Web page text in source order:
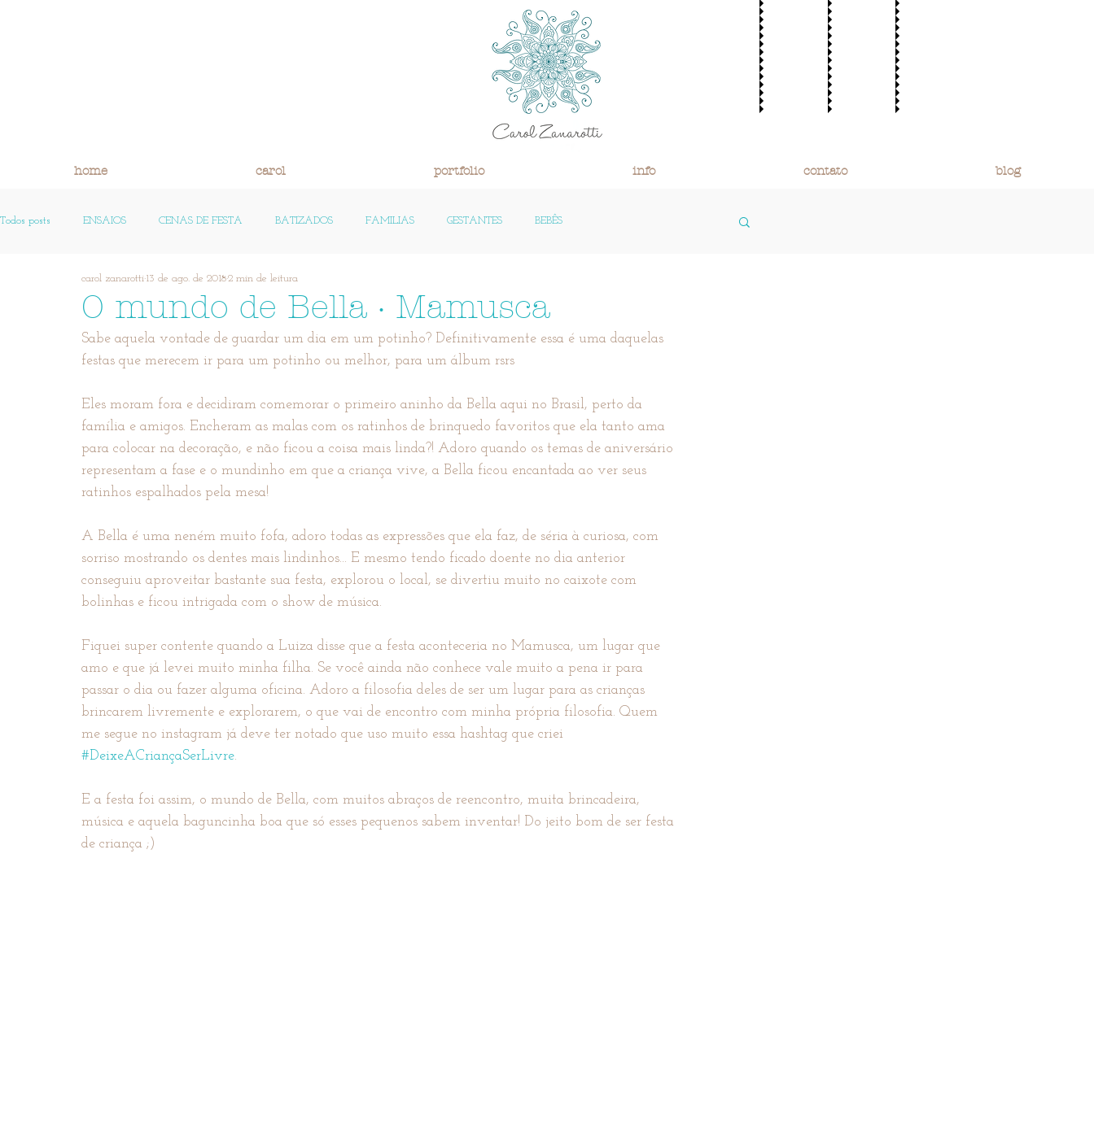
home carol portfolio info contato blog
Todos posts ENSAIOS CENAS DE FESTA BATIZADOS FAMILIAS GESTANTES BEBÊS
O mundo de Bella · Mamusca
carol zanarotti 13 de ago. de 20182 min de leitura
Sabe aquela vontade de guardar um dia em um potinho? Definitivamente essa é uma daquelas
festas que merecem ir para um potinho ou melhor, para um álbum rsrs
Eles moram fora e decidiram comemorar o primeiro aninho da Bella aqui no Brasil, perto da
família e amigos. Encheram as malas com os ratinhos de brinquedo favoritos que ela tanto ama
para colocar na decoração, e não ficou a coisa mais linda?! Adoro quando os temas de aniversário
representam a fase e o mundinho em que a criança vive, a Bella ficou encantada ao ver seus
ratinhos espalhados pela mesa!
A Bella é uma neném muito fofa, adoro todas as expressões que ela faz, de séria à curiosa, com
sorriso mostrando os dentes mais lindinhos... E mesmo tendo ficado doente no dia anterior
conseguiu aproveitar bastante sua festa, explorou o local, se divertiu muito no caixote com
bolinhas e ficou intrigada com o show de música.
Fiquei super contente quando a Luiza disse que a festa aconteceria no Mamusca, um lugar que
amo e que já levei muito minha filha. Se você ainda não conhece vale muito a pena ir para
passar o dia ou fazer alguma oficina. Adoro a filosofia deles de ser um lugar para as crianças
brincarem livremente e explorarem, o que vai de encontro com minha própria filosofia. Quem
me segue no instagram já deve ter notado que uso muito essa hashtag que criei
#DeixeACriançaSerLivre.
E a festa foi assim, o mundo de Bella, com muitos abraços de reencontro, muita brincadeira,
música e aquela baguncinha boa que só esses pequenos sabem inventar! Do jeito bom de ser festa
de criança ;)